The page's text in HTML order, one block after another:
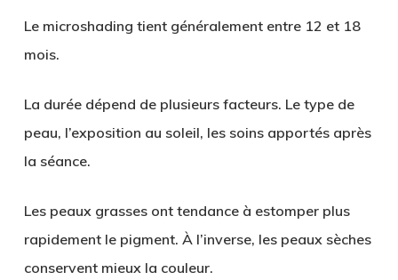
Le microshading tient généralement entre 12 et 18
mois.
La durée dépend de plusieurs facteurs. Le type de
peau, l’exposition au soleil, les soins apportés après
la séance.
Les peaux grasses ont tendance à estomper plus
rapidement le pigment. À l’inverse, les peaux sèches
conservent mieux la couleur.